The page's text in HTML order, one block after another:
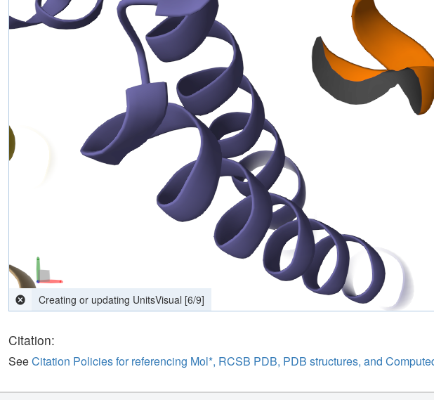
computing interactions [0/9]
Citation:
SeeCitation Policies for referencing Mol*, RCSB PDB, PDB structures, and